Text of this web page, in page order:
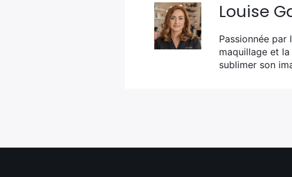
Louise
Passionnée
maquillage et
sublimer son